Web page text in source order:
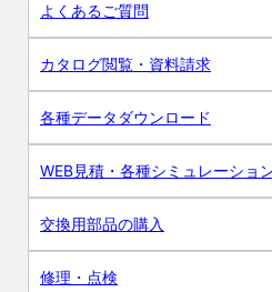
よくあるご質問
カタログ閲覧・資料請求
各種データダウンロード
WEB見積・各種シミュレーショ
交換用部品の購入
修理・点検